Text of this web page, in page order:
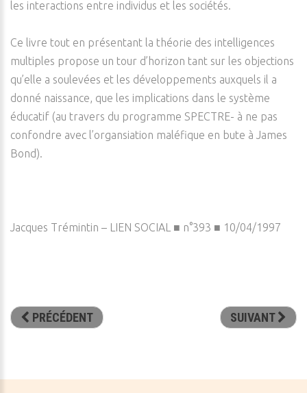
les interactions entre individus et les sociétés.
Ce livre tout en présentant la théorie des intelligences
multiples propose un tour d’horizon tant sur les objections
qu’elle a soulevées et les développements auxquels il a
donné naissance, que les implications dans le système
éducatif (au travers du programme SPECTRE- à ne pas
confondre avec l’organsiation maléfique en bute à James
Bond).
Jacques Trémintin – LIEN SOCIAL ■ n°393 ■ 10/04/1997
PRÉCÉDENT SUIVANT